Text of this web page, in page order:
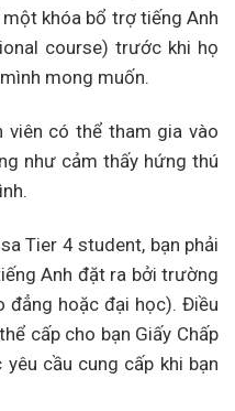
khóa bổ trợ tiếng Anh
course) trước khi họ
mong muốn.
viên có thể tham gia vào
như cảm thấy hứng thú
Tier 4 student, bạn phải
Anh đặt ra bởi trường
đẳng hoặc đại học). Điều
cấp cho bạn Giấy Chấp
cầu cung cấp khi bạn